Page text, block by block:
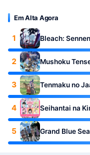
Em Alta Agora
1 Bleach:
2 Mushoku
3 Tenmaku no
4 Seihantai na
5 Grand Blue